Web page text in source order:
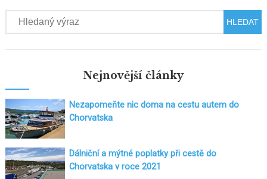
Nejnovější články
Nezapomeňte nic doma na cestu autem do
Chorvatska
Dálniční a mýtné poplatky při cestě do
Chorvatska v roce 2021